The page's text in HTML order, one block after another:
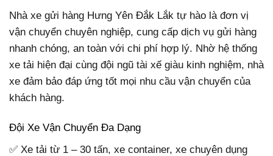
Nhà xe gửi hàng Hưng Yên Đắk Lắk tự hào là đơn vị
vận chuyển chuyên nghiệp, cung cấp dịch vụ gửi hàng
nhanh chóng, an toàn với chi phí hợp lý. Nhờ hệ thống
xe tải hiện đại cùng đội ngũ tài xế giàu kinh nghiệm, nhà
xe đảm bảo đáp ứng tốt mọi nhu cầu vận chuyển của
khách hàng.
Đội Xe Vận Chuyển Đa Dạng
✅ Xe tải từ 1 – 30 tấn, xe container, xe chuyên dụng